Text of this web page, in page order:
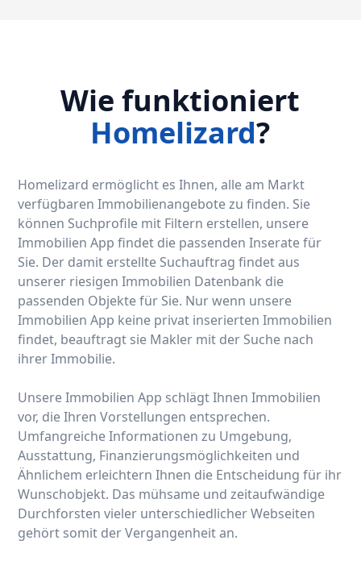
Wie funktioniert
Homelizard?
Homelizard ermöglicht es Ihnen, alle am Markt
verfügbaren Immobilienangebote zu finden. Sie
können Suchprofile mit Filtern erstellen, unsere
Immobilien App findet die passenden Inserate für
Sie. Der damit erstellte Suchauftrag findet aus
unserer riesigen Immobilien Datenbank die
passenden Objekte für Sie. Nur wenn unsere
Immobilien App keine privat inserierten Immobilien
findet, beauftragt sie Makler mit der Suche nach
ihrer Immobilie.
Unsere Immobilien App schlägt Ihnen Immobilien
vor, die Ihren Vorstellungen entsprechen.
Umfangreiche Informationen zu Umgebung,
Ausstattung, Finanzierungsmöglichkeiten und
Ähnlichem erleichtern Ihnen die Entscheidung für ihr
Wunschobjekt. Das mühsame und zeitaufwändige
Durchforsten vieler unterschiedlicher Webseiten
gehört somit der Vergangenheit an.